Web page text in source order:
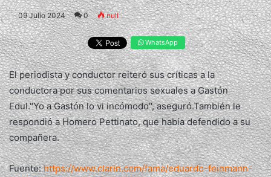
09 Julio 2024 0 null
WhatsApp
El periodista y conductor reiteró sus críticas a la
conductora por sus comentarios sexuales a Gastón
Edul."Yo a Gastón lo vi incómodo", aseguró.También le
respondió a Homero Pettinato, que había defendido a su
compañera.
Fuente:https://www.clarin.com/fama/eduardo-feinmann-